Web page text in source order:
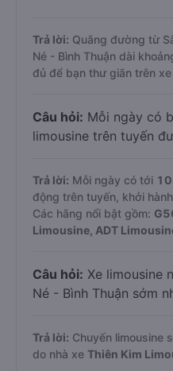
Trả lời: Quãng đường từ
Né - Bình Thuận dài
đủ để bạn thư giãn trên
Câu hỏi: Mỗi ngày có
limousine trên tuyến
Trả lời: Mỗi ngày có tới
động trên tuyến, khởi
Các hãng nổi bật gồm:
Limousine, ADT
Câu hỏi: Xe limousine
Né - Bình Thuận sớm
Trả lời: Chuyến limousine
do nhà xe Thiên Kim